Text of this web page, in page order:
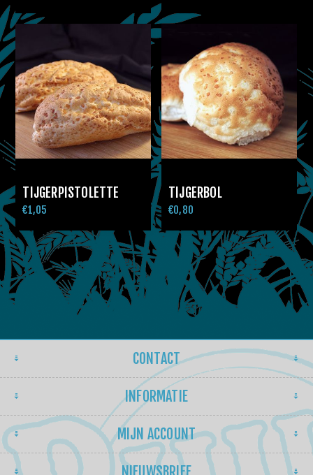
TIJGERPISTOLETTE
€1,05
TIJGERBOL
€0,80
CONTACT
INFORMATIE
MIJN ACCOUNT